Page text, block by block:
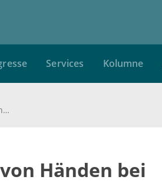
Services Kolumne
Doppeltransplantation von Händen bei Kind gelungen
Händen bei